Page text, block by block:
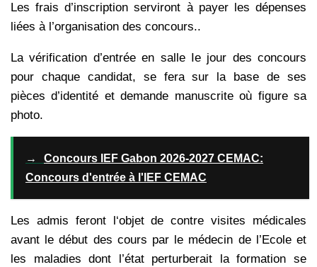
Les frais d’inscription serviront à payer les dépenses
liées à l’organisation des concours..
La vérification d’entrée en salle Ie jour des concours
pour chaque candidat, se fera sur la base de ses
pièces d’identité et demande manuscrite où figure sa
photo.
→
Concours IEF Gabon 2026-2027 CEMAC:
Concours d'entrée à l'IEF CEMAC
Les admis feront l‘objet de contre visites médicales
avant le début des cours par le médecin de l’Ecole et
les maladies dont l’état perturberait la formation se